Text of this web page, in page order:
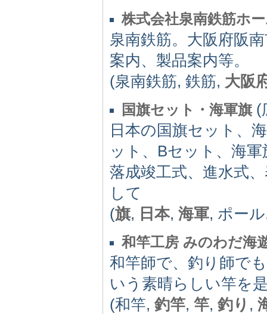
株式会社泉南鉄筋ホ
泉南鉄筋。大阪府阪
案内、製品案内等。
(泉南鉄筋, 鉄筋, 大阪
国旗セット・海軍旗(
日本の国旗セット、
ット、Bセット、海
落成竣工式、進水式
して
(旗, 日本, 海軍, ポー
和竿工房 みのわだ海
和竿師で、釣り師で
いう素晴らしい竿を
(和竿, 釣竿, 竿, 釣り ,